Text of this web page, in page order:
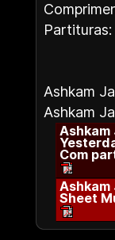
Ashkam
Ashkam
Com
Ashkam
Sheet